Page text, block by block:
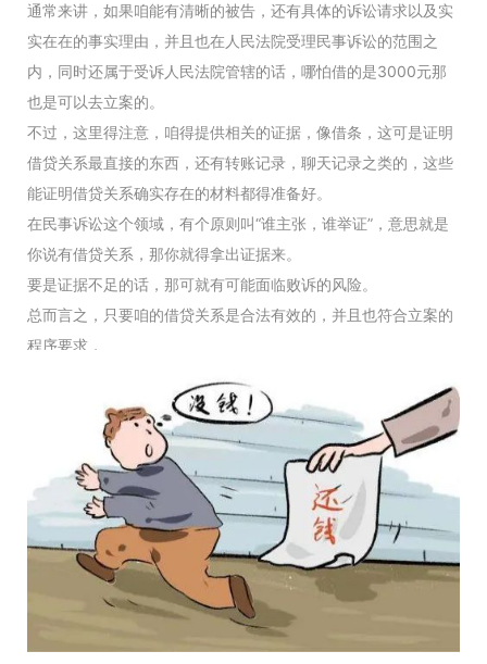
通常来讲，如果咱能有清晰的被告，还有具体的诉讼请求以及实
实在在的事实理由，并且也在人民法院受理民事诉讼的范围之
内，同时还属于受诉人民法院管辖的话，哪怕借的是3000元那
也是可以去立案的。
不过，这里得注意，咱得提供相关的证据，像借条，这可是证明
借贷关系最直接的东西，还有转账记录，聊天记录之类的，这些
能证明借贷关系确实存在的材料都得准备好。
在民事诉讼这个领域，有个原则叫“谁主张，谁举证”，意思就是
你说有借贷关系，那你就得拿出证据来。
要是证据不足的话，那可就有可能面临败诉的风险。
总而言之，只要咱的借贷关系是合法有效的，并且也符合立案的
程序要求，